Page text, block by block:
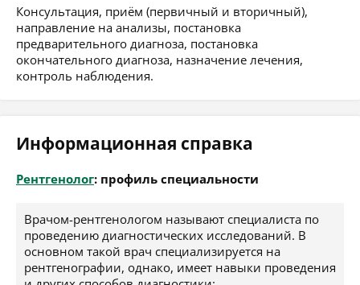
Консультация, приём (первичный и вторичный),
направление на анализы, постановка
предварительного диагноза, постановка
окончательного диагноза, назначение лечения,
контроль наблюдения.
Информационная справка
Рентгенолог: профиль специальности
Врачом-рентгенологом называют специалиста по
проведению диагностических исследований. В
основном такой врач специализируется на
рентгенографии, однако, имеет навыки проведения